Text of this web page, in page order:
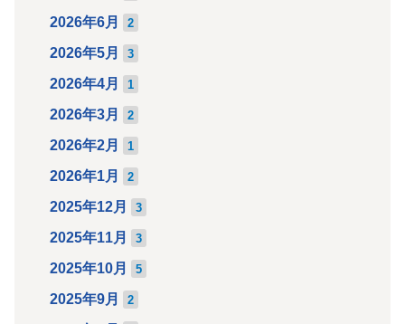
2026年6月 2
2026年5月 3
2026年4月 1
2026年3月 2
2026年2月 1
2026年1月 2
2025年12月 3
2025年11月 3
2025年10月 5
2025年9月 2